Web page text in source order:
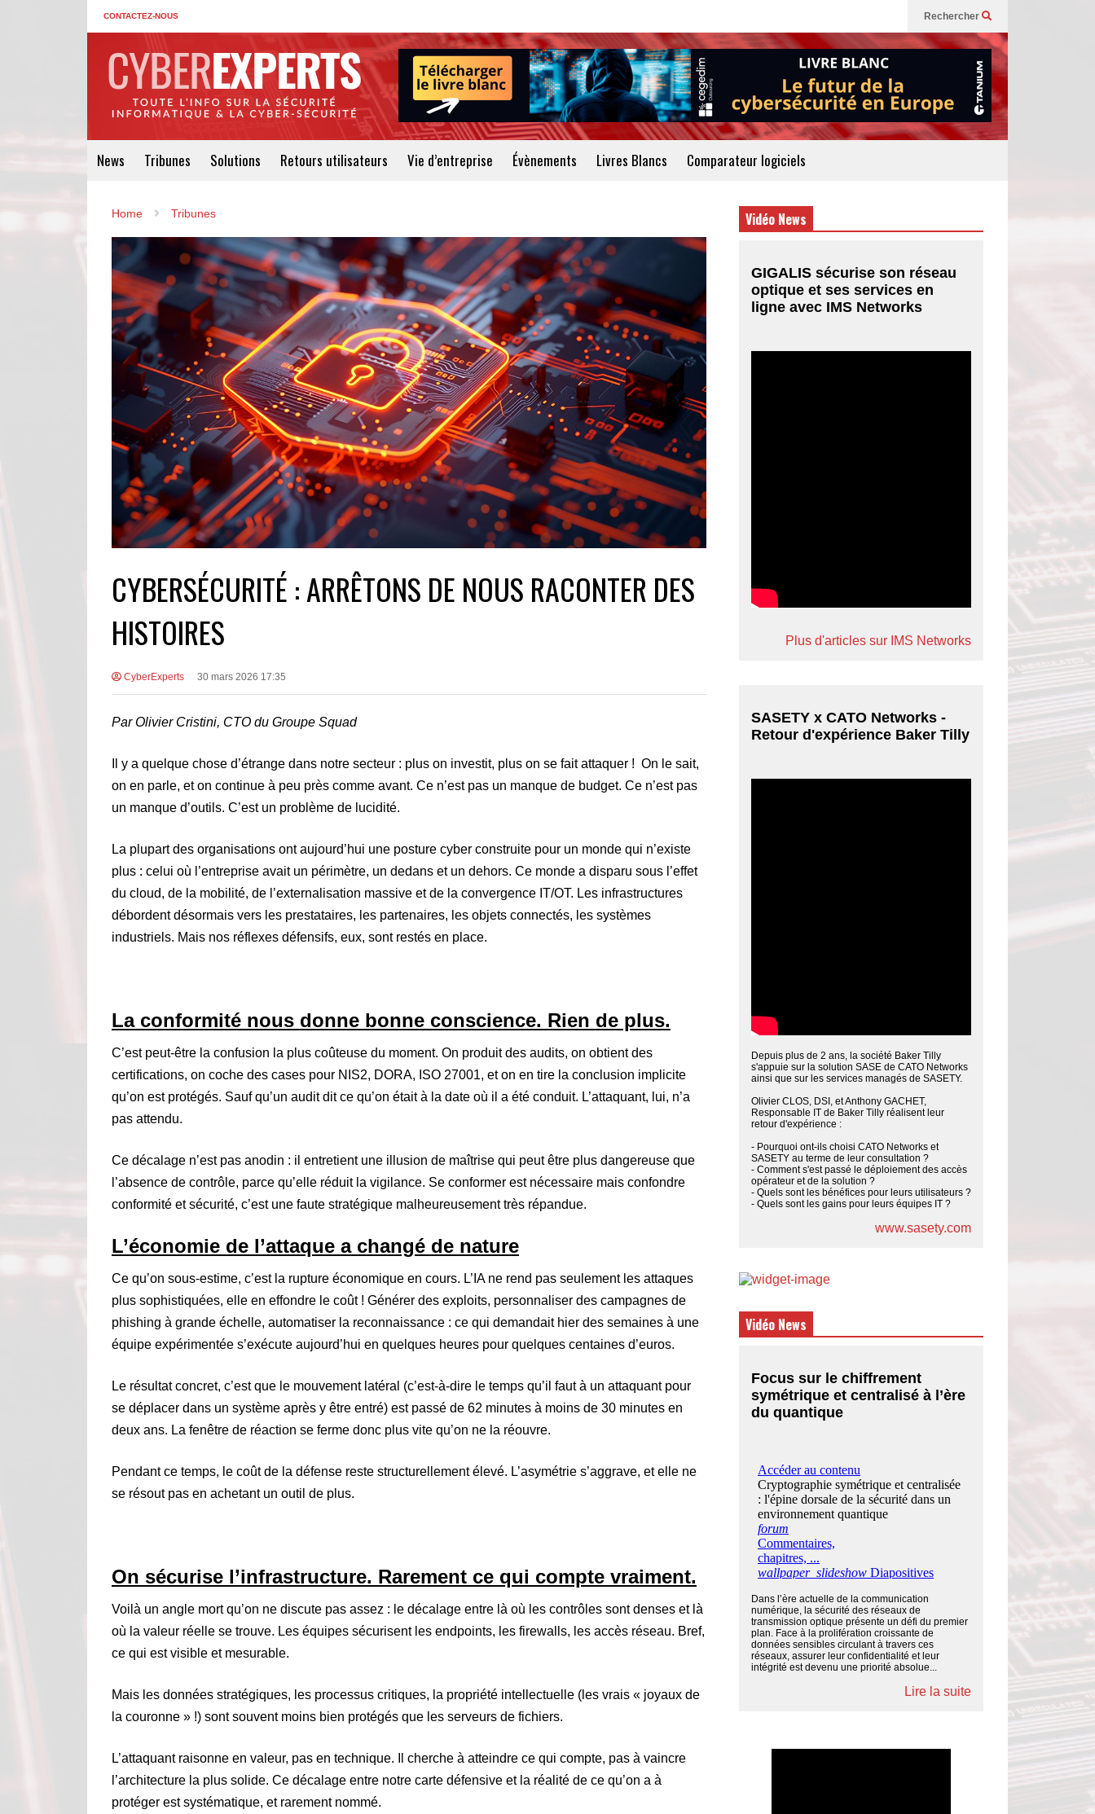
CONTACTEZ-NOUS Rechercher
News Tribunes Solutions Retours utilisateurs Vie d’entreprise Évènements Livres Blancs Comparateur logiciels
Home Tribunes
CYBERSÉCURITÉ : ARRÊTONS DE NOUS RACONTER DES
HISTOIRES
CyberExperts 30 mars 2026 17:35
Par Olivier Cristini, CTO du Groupe Squad
Il y a quelque chose d’étrange dans notre secteur : plus on investit, plus on se fait attaquer ! On le sait,
on en parle, et on continue à peu près comme avant. Ce n’est pas un manque de budget. Ce n’est pas
un manque d’outils. C’est un problème de lucidité.
La plupart des organisations ont aujourd’hui une posture cyber construite pour un monde qui n’existe
plus : celui où l’entreprise avait un périmètre, un dedans et un dehors. Ce monde a disparu sous l’effet
du cloud, de la mobilité, de l’externalisation massive et de la convergence IT/OT. Les infrastructures
débordent désormais vers les prestataires, les partenaires, les objets connectés, les systèmes
industriels. Mais nos réflexes défensifs, eux, sont restés en place.
La conformité nous donne bonne conscience. Rien de plus.
C’est peut-être la confusion la plus coûteuse du moment. On produit des audits, on obtient des
certifications, on coche des cases pour NIS2, DORA, ISO 27001, et on en tire la conclusion implicite
qu’on est protégés. Sauf qu’un audit dit ce qu’on était à la date où il a été conduit. L’attaquant, lui, n’a
pas attendu.
Ce décalage n’est pas anodin : il entretient une illusion de maîtrise qui peut être plus dangereuse que
l’absence de contrôle, parce qu’elle réduit la vigilance. Se conformer est nécessaire mais confondre
conformité et sécurité, c’est une faute stratégique malheureusement très répandue.
L’économie de l’attaque a changé de nature
Ce qu’on sous-estime, c’est la rupture économique en cours. L’IA ne rend pas seulement les attaques
plus sophistiquées, elle en effondre le coût ! Générer des exploits, personnaliser des campagnes de
phishing à grande échelle, automatiser la reconnaissance : ce qui demandait hier des semaines à une
équipe expérimentée s’exécute aujourd’hui en quelques heures pour quelques centaines d’euros.
Le résultat concret, c’est que le mouvement latéral (c’est-à-dire le temps qu’il faut à un attaquant pour
se déplacer dans un système après y être entré) est passé de 62 minutes à moins de 30 minutes en
deux ans. La fenêtre de réaction se ferme donc plus vite qu’on ne la réouvre.
Pendant ce temps, le coût de la défense reste structurellement élevé. L’asymétrie s’aggrave, et elle ne
se résout pas en achetant un outil de plus.
On sécurise l’infrastructure. Rarement ce qui compte vraiment.
Voilà un angle mort qu’on ne discute pas assez : le décalage entre là où les contrôles sont denses et là
où la valeur réelle se trouve. Les équipes sécurisent les endpoints, les firewalls, les accès réseau. Bref,
ce qui est visible et mesurable.
Mais les données stratégiques, les processus critiques, la propriété intellectuelle (les vrais « joyaux de
la couronne » !) sont souvent moins bien protégés que les serveurs de fichiers.
L’attaquant raisonne en valeur, pas en technique. Il cherche à atteindre ce qui compte, pas à vaincre
l’architecture la plus solide. Ce décalage entre notre carte défensive et la réalité de ce qu’on a à
protéger est systématique, et rarement nommé.
Vidéo News
GIGALIS sécurise son réseau
optique et ses services en
ligne avec IMS Networks
Plus d'articles sur IMS Networks
SASETY x CATO Networks -
Retour d'expérience Baker Tilly
Depuis plus de 2 ans, la société Baker Tilly
s'appuie sur la solution SASE de CATO Networks
ainsi que sur les services managés de SASETY.
Olivier CLOS, DSI, et Anthony GACHET,
Responsable IT de Baker Tilly réalisent leur
retour d'expérience :
- Pourquoi ont-ils choisi CATO Networks et
SASETY au terme de leur consultation ?
- Comment s'est passé le déploiement des accès
opérateur et de la solution ?
- Quels sont les bénéfices pour leurs utilisateurs ?
- Quels sont les gains pour leurs équipes IT ?
www.sasety.com
Vidéo News
Focus sur le chiffrement
symétrique et centralisé à l’ère
du quantique
Dans l’ère actuelle de la communication
numérique, la sécurité des réseaux de
transmission optique présente un défi du premier
plan. Face à la prolifération croissante de
données sensibles circulant à travers ces
réseaux, assurer leur confidentialité et leur
intégrité est devenu une priorité absolue...
Lire la suite